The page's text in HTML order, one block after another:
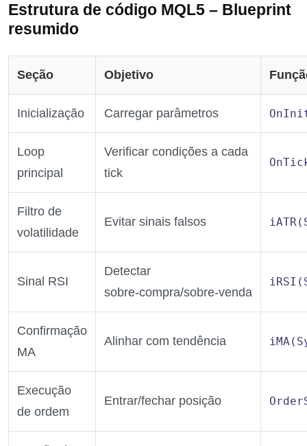
Estrutura de código MQL5 – Blueprint
resumido
Seção Objetivo
Inicialização Carregar parâmetros
Loop
principal
Verificar condições a cada
tick
Filtro de
volatilidade
Evitar sinais falsos
Sinal RSI
Detectar
sobre‑compra/sobre‑venda
Confirmação
MA
Alinhar com tendência
Execução
de ordem
Entrar/fechar posição